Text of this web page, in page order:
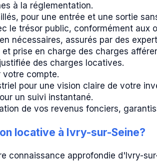
à la réglementation.
pour une entrée et une sortie
le trésor public, conformément aux
nécessaires, assurés par des
prise en charge des charges
des charges locatives.
votre compte.
pour une vision claire de votre
un suivi instantané.
de vos revenus fonciers,
locative à Ivry-sur-Seine?
connaissance approfondie d'Ivry-